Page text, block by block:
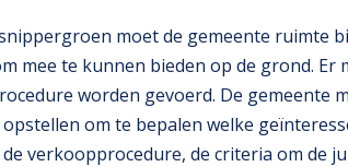
moet de gemeente ruimte
mee te kunnen bieden op de grond. Er
worden gevoerd. De gemeente
om te bepalen welke
verkoopprocedure, de criteria om de